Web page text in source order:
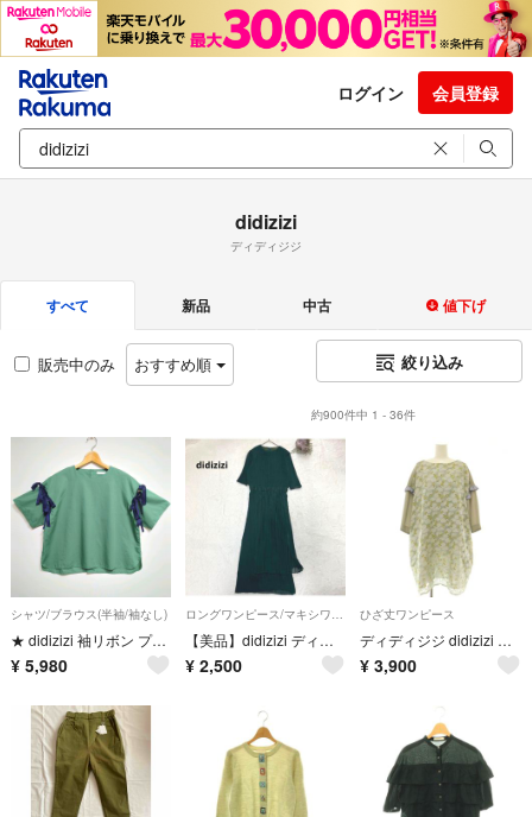
ログイン 会員登録
didizizi
ディディジジ
すべて 新品 中古 値下げ
販売中のみ おすすめ順 絞り込み
約900件中 1 - 36件
シャツ/ブラウス(半袖/袖なし)
★ didizizi 袖リボン プルオーバー ノーカラー シャツ ブラウス
¥ 5,980
ロングワンピース/マキシワンピース
【美品】didizizi ディディジジ 楊柳プリーツワンピース
¥ 2,500
ひざ丈ワンピース
ディディジジ didizizi うさぎ柄 ワンピース 膝丈 七分袖 F グレー
¥ 3,900